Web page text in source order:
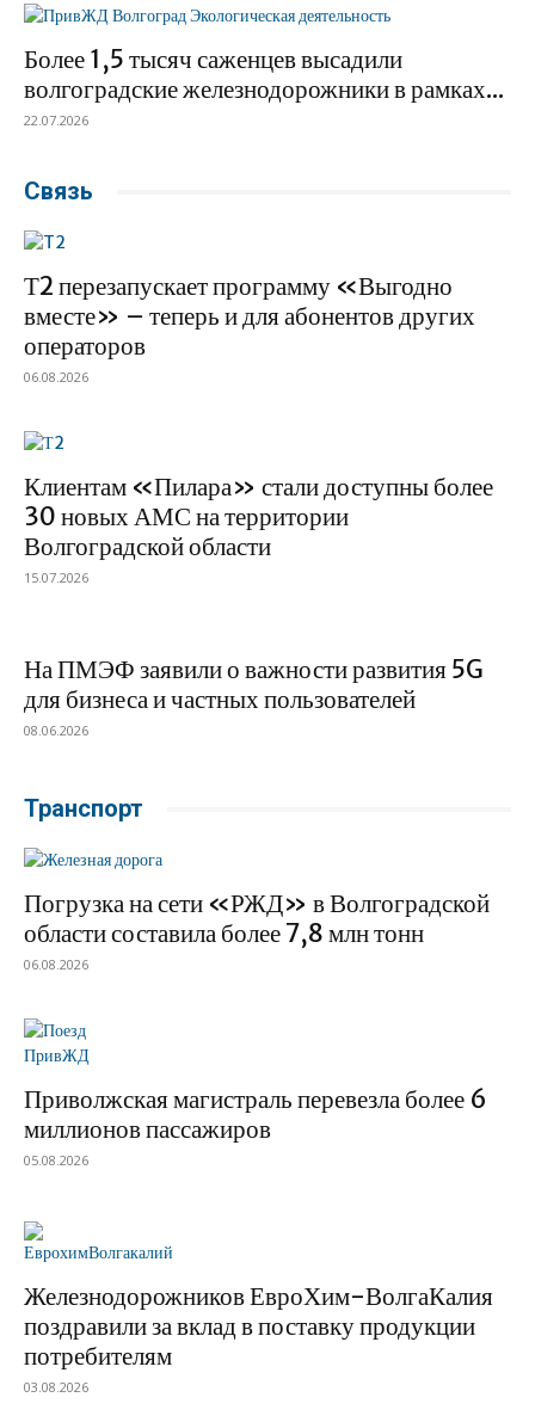
Более 1,5 тысяч саженцев высадили
волгоградские железнодорожники в рамках...
22.07.2026
Связь
Т2 перезапускает программу «Выгодно
вместе» – теперь и для абонентов других
операторов
06.08.2026
Клиентам «Пилара» стали доступны более
30 новых АМС на территории
Волгоградской области
15.07.2026
На ПМЭФ заявили о важности развития 5G
для бизнеса и частных пользователей
08.06.2026
Транспорт
Погрузка на сети «РЖД» в Волгоградской
области составила более 7,8 млн тонн
06.08.2026
Приволжская магистраль перевезла более 6
миллионов пассажиров
05.08.2026
Железнодорожников ЕвроХим-ВолгаКалия
поздравили за вклад в поставку продукции
потребителям
03.08.2026